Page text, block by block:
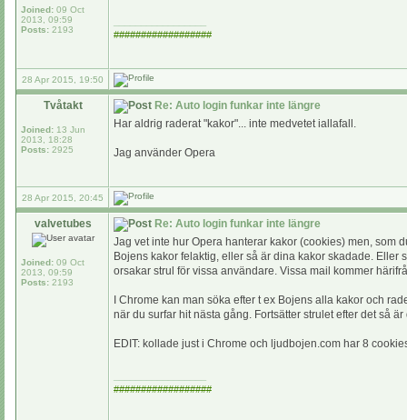
Joined: 09 Oct
2013, 09:59
Posts: 2193
##################
28 Apr 2015, 19:50
Tvåtakt
Joined: 13 Jun
2013, 18:28
Posts: 2925
Re: Auto login funkar inte längre
Har aldrig raderat "kakor"... inte medvetet iallafall.
Jag använder Opera
28 Apr 2015, 20:45
valvetubes
Joined: 09 Oct
2013, 09:59
Posts: 2193
Re: Auto login funkar inte längre
Jag vet inte hur Opera hanterar kakor (cookies) men, som
Bojens kakor felaktig, eller så är dina kakor skadade.
orsakar strul för vissa användare. Vissa mail kommer
I Chrome kan man söka efter t ex Bojens alla kakor och
när du surfar hit nästa gång. Fortsätter strulet efter det så
EDIT: kollade just i Chrome och ljudbojen.com har 8
##################